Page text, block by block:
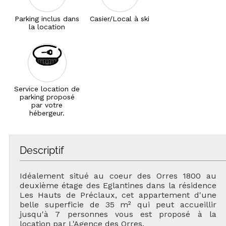
Parking inclus dans
la location
Casier/Local à ski
Service location de
parking proposé
par votre
hébergeur.
Descriptif
Idéalement situé au coeur des Orres 1800 au
deuxième étage des Eglantines dans la résidence
Les Hauts de Préclaux, cet appartement d'une
belle superficie de 35 m² qui peut accueillir
jusqu'à 7 personnes vous est proposé à la
location par L'Agence des Orres.